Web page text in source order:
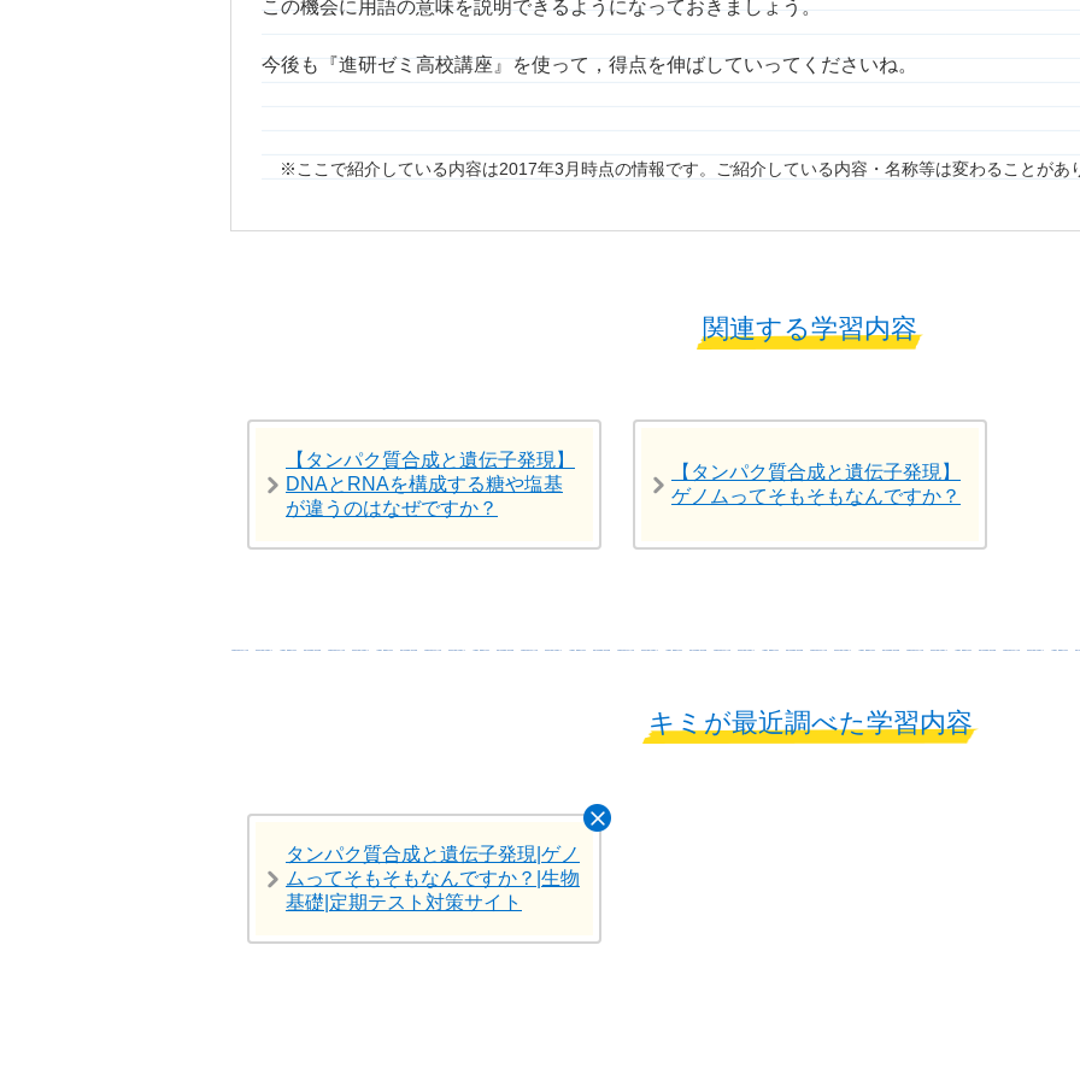
この機会に用語の意味を説明できるようになっておきましょう。
今後も『進研ゼミ高校講座』を使って，得点を伸ばしていってくださいね。
ここで紹介している内容は2017年3月時点の情報です。ご紹介している内容・名称等は変わることがあ
関連する学習内容
【タンパク質合成と遺伝子発現】
DNAとRNAを構成する糖や塩基
が違うのはなぜですか？
【タンパク質合成と遺伝子発現】
ゲノムってそもそもなんですか？
キミが最近調べた学習内容
タンパク質合成と遺伝子発現|ゲノ
ムってそもそもなんですか？|生物
基礎|定期テスト対策サイト